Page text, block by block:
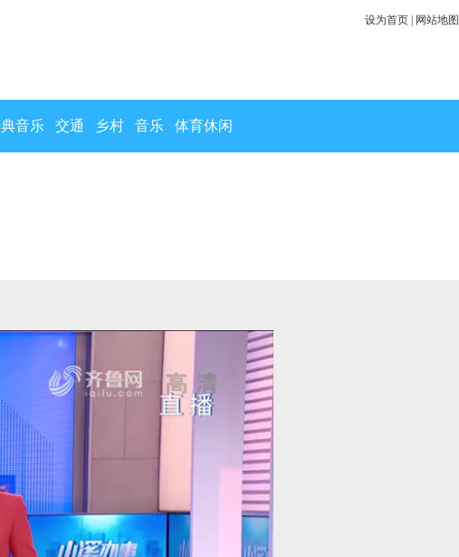
设为首页 网站地图
音乐 交通 乡村 音乐 体育休闲